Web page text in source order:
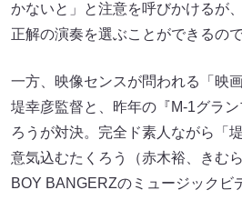
かないと」と注意を呼びかけるが
正解の演奏を選ぶことができるの
一方、映像センスが問われる「映
堤幸彦監督と、昨年の『M-1グラン
ろうが対決。完全ド素人ながら「
意気込むたくろう（赤木裕、きむ
BOY BANGERZのミュージックビ